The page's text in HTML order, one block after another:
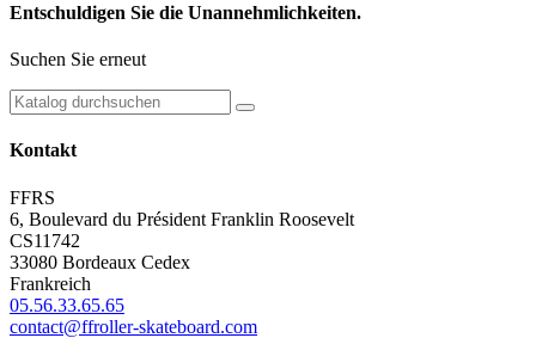
Entschuldigen Sie die Unannehmlichkeiten.
Suchen Sie erneut
Kontakt
FFRS
6, Boulevard du Président Franklin Roosevelt
CS11742
33080 Bordeaux Cedex
Frankreich
05.56.33.65.65
contact@ffroller-skateboard.com